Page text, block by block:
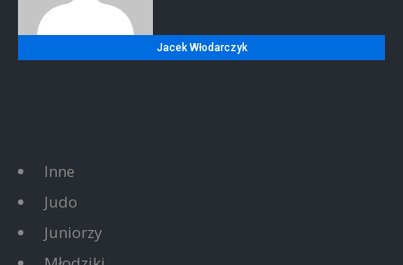
Jacek Włodarczyk
Inne
Judo
Juniorzy